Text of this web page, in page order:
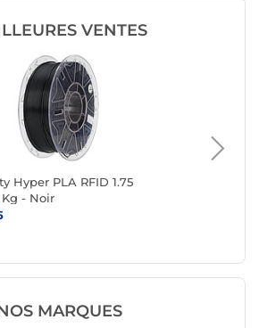
VENTES
Hyper PLA RFID 1.75
- Noir
MARQUES